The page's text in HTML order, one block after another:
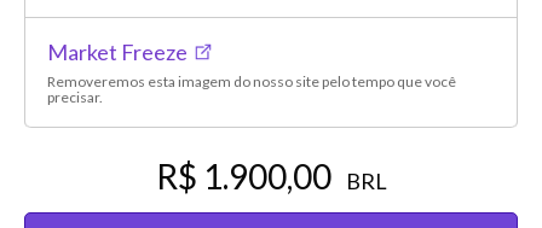
Market Freeze
Removeremos esta imagem do nosso site pelo tempo que você
precisar.
R$ 1.900,00 BRL